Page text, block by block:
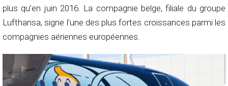
plus qu’en juin 2016. La compagnie belge, filiale du groupe
Lufthansa, signe l’une des plus fortes croissances parmi les
compagnies aériennes européennes.